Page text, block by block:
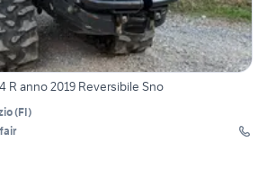
R anno 2019 Reversibile Sno
(FI)